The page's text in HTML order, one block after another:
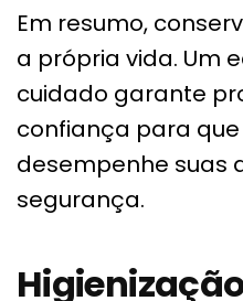
Em resumo,
a própria vida. Um
cuidado garante
confiança para
desempenhe suas
segurança.